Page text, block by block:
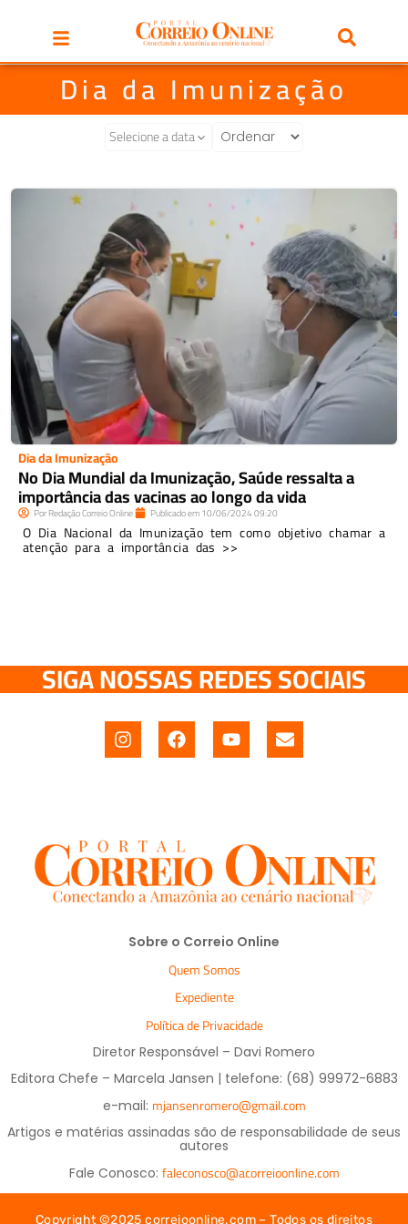
Dia da Imunização
Selecione a data
Dia da Imunização
No Dia Mundial da Imunização, Saúde ressalta a
importância das vacinas ao longo da vida
PorRedação Correio Online Publicado em10/06/202409:20
O Dia Nacional da Imunização tem como objetivo chamar a
atenção para a importância das >>
SIGA NOSSAS REDES SOCIAIS
Sobre o Correio Online
Quem Somos
Expediente
Política de Privacidade
Diretor Responsável – Davi Romero
Editora Chefe – Marcela Jansen | telefone: (68) 99972-6883
e-mail: mjansenromero@gmail.com
Artigos e matérias assinadas são de responsabilidade de seus
autores
Fale Conosco: faleconosco@acorreioonline.com
Copyright ©2025 correioonline.com – Todos os direitos